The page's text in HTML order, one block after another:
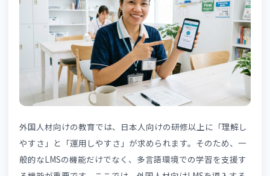
ルタイムで確認することが可能です。
未受講者へのリマインドも行えるため、教育漏れ防止にも
ながります。
また、コンプライアンス研修など受講記録の保管が求めら
るケースにも対応しやすくなるでしょう。
4-3. 教育担当者の負担を軽減できる
LMSの導入は、教育担当者の負担軽減につながります。